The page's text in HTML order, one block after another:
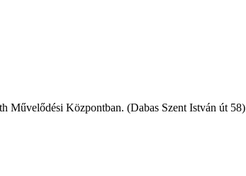
Művelődési Központban. (Dabas Szent István út 58)